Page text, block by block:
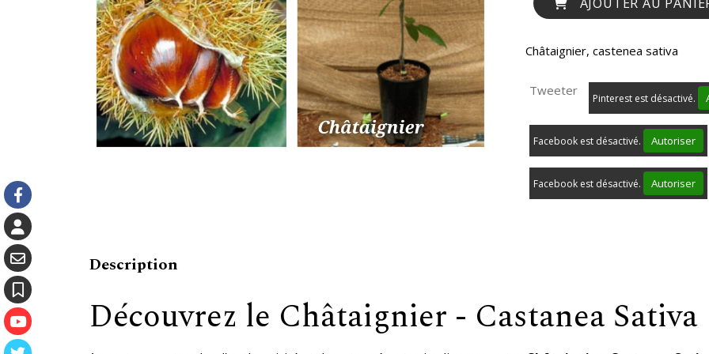
Châtaignier, castenea sativa
Tweeter
Pinterest est désactivé.
Facebook est désactivé. Autoriser
Facebook est désactivé. Autoriser
Description
Découvrez le Châtaignier - Castanea Sativa